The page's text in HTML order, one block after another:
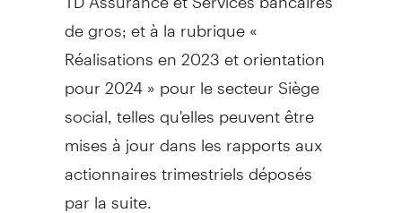
de gros; et à la rubrique «
Réalisations en 2023 et orientation
pour 2024 » pour le secteur Siège
social, telles qu'elles peuvent être
mises à jour dans les rapports aux
actionnaires trimestriels déposés
par la suite.